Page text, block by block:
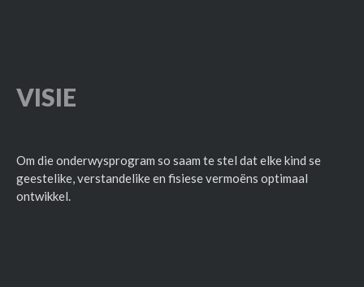
VISIE
Om die onderwysprogram so saam te stel dat elke kind se
geestelike, verstandelike en fisiese vermoëns optimaal
ontwikkel.